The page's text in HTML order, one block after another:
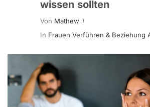
wissen sollten
Von Mathew
In Frauen Verführen & Beziehung